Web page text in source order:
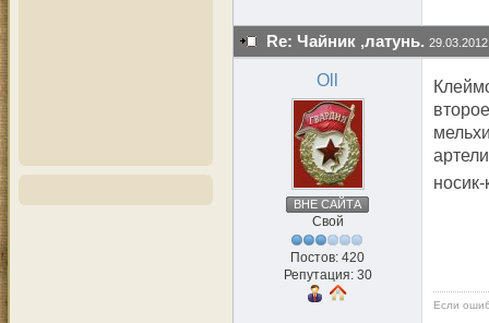
Re: Чайник ,латунь.
Oll
ВНЕ САЙТА
Свой
Постов: 420
Репутация: 30
Если